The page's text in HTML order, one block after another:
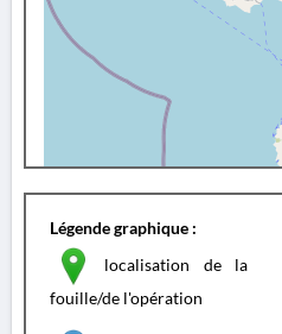
Légende graphique :
localisation de la
fouille/de l'opération